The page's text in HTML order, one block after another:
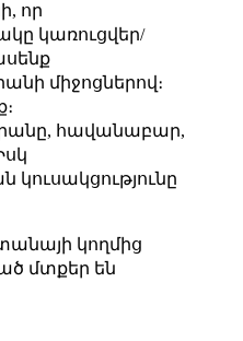
որ
կառուցվեր/
միջոցներով։
հավանաբար,
կողմից
մտքեր են